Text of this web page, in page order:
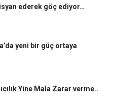
ederek göç ediyor…
yeni bir güç ortaya
Yine Mala Zarar verme..